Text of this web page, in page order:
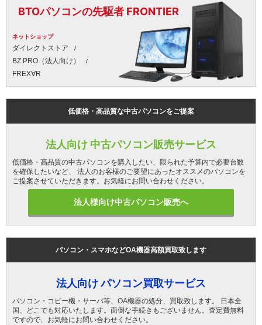
BTOパソコンの先駆者 FRONTIER
ネットショップ
ダイレクトストア
BZ PRO（法人向け）
FREX∀R
低価格・高品質な中古パソコンをご提案
法人向け 中古パソコン販売サービス
低価格・高品質の中古パソコンを購入したい、限られた予算内で必要台数
を確保したいなど、 法人のお客様のご要望にあったオススメのパソコンを
ご提案させていただきます。お気軽にお問い合わせください。
法人様向け中古パソコン販売へ
パソコン・スマホなどOA機器高額買取致します
法人向け パソコン買取サービス
パソコン・コピー機・サーバ等、OA機器の処分、買取致します。 日本全
国、どこでも対応いたします。面倒な手続きもございません。査定費無料
ですので、お気軽にお問い合わせください。